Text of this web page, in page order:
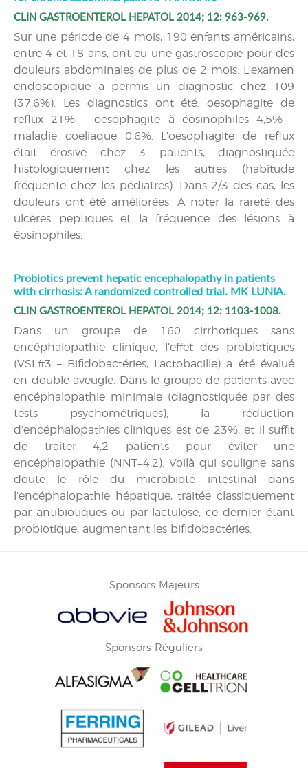
CLIN GASTROENTEROL HEPATOL 2014; 12: 963-969.
Sur une période de 4 mois, 190 enfants américains,
entre 4 et 18 ans, ont eu une gastroscopie pour des
douleurs abdominales de plus de 2 mois. L’examen
endoscopique a permis un diagnostic chez 109
(37,6%). Les diagnostics ont été: oesophagite de
reflux 21% – oesophagite à éosinophiles 4,5% –
maladie coeliaque 0,6%. L’oesophagite de reflux
était érosive chez 3 patients, diagnostiquée
histologiquement chez les autres (habitude
fréquente chez les pédiatres). Dans 2/3 des cas, les
douleurs ont été améliorées. A noter la rareté des
ulcères peptiques et la fréquence des lésions à
éosinophiles.
Probiotics prevent hepatic encephalopathy in patients
with cirrhosis: A randomized controlled trial. MK LUNIA.
CLIN GASTROENTEROL HEPATOL 2014; 12: 1103-1008.
Dans un groupe de 160 cirrhotiques sans
encéphalopathie clinique, l’effet des probiotiques
(VSL#3 – Bifidobactéries, Lactobacille) a été évalué
en double aveugle. Dans le groupe de patients avec
encéphalopathie minimale (diagnostiquée par des
tests psychométriques), la réduction
d’encéphalopathies cliniques est de 23%, et il suffit
de traiter 4,2 patients pour éviter une
encéphalopathie (NNT=4,2). Voilà qui souligne sans
doute le rôle du microbiote intestinal dans
l’encéphalopathie hépatique, traitée classiquement
par antibiotiques ou par lactulose, ce dernier étant
probiotique, augmentant les bifidobactéries.
Sponsors Majeurs
Sponsors Réguliers